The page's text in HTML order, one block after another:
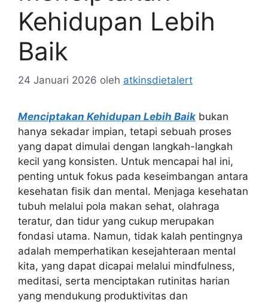
Kehidupan Lebih
Baik
24 Januari 2026 oleh atkinsdietalert
Menciptakan Kehidupan Lebih Baik bukan
hanya sekadar impian, tetapi sebuah proses
yang dapat dimulai dengan langkah-langkah
kecil yang konsisten. Untuk mencapai hal ini,
penting untuk fokus pada keseimbangan antara
kesehatan fisik dan mental. Menjaga kesehatan
tubuh melalui pola makan sehat, olahraga
teratur, dan tidur yang cukup merupakan
fondasi utama. Namun, tidak kalah pentingnya
adalah memperhatikan kesejahteraan mental
kita, yang dapat dicapai melalui mindfulness,
meditasi, serta menciptakan rutinitas harian
yang mendukung produktivitas dan